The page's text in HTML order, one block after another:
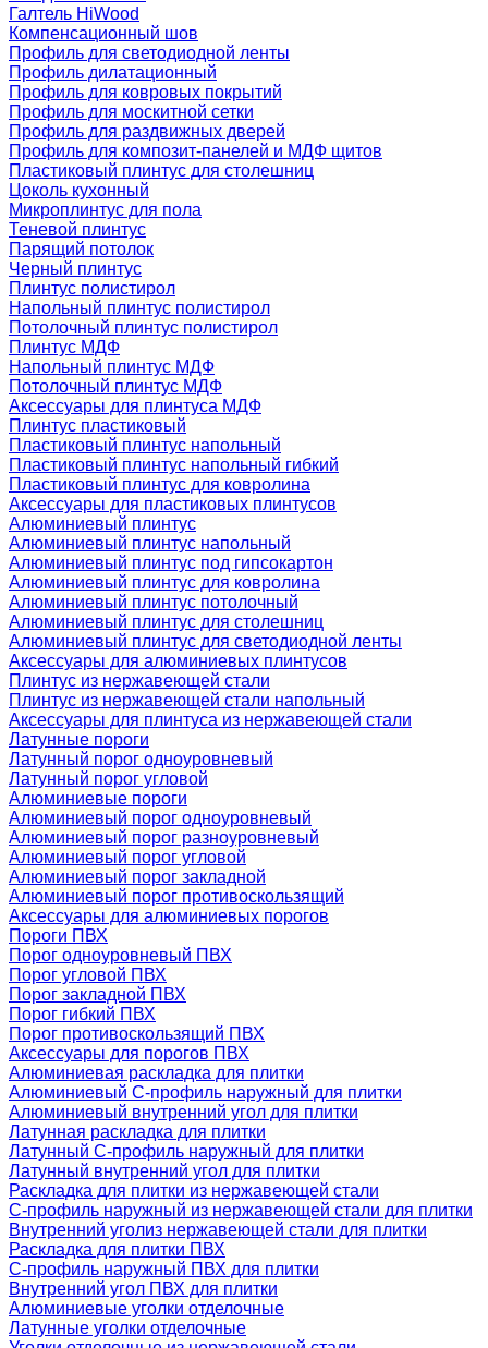
Галтель HiWood
Компенсационный шов
Профиль для светодиодной ленты
Профиль дилатационный
Профиль для ковровых покрытий
Профиль для москитной сетки
Профиль для раздвижных дверей
Профиль для композит-панелей и МДФ щитов
Пластиковый плинтус для столешниц
Цоколь кухонный
Микроплинтус для пола
Теневой плинтус
Парящий потолок
Черный плинтус
Плинтус полистирол
Напольный плинтус полистирол
Потолочный плинтус полистирол
Плинтус МДФ
Напольный плинтус МДФ
Потолочный плинтус МДФ
Аксессуары для плинтуса МДФ
Плинтус пластиковый
Пластиковый плинтус напольный
Пластиковый плинтус напольный гибкий
Пластиковый плинтус для ковролина
Аксессуары для пластиковых плинтусов
Алюминиевый плинтус
Алюминиевый плинтус напольный
Алюминиевый плинтус под гипсокартон
Алюминиевый плинтус для ковролина
Алюминиевый плинтус потолочный
Алюминиевый плинтус для столешниц
Алюминиевый плинтус для светодиодной ленты
Аксессуары для алюминиевых плинтусов
Плинтус из нержавеющей стали
Плинтус из нержавеющей стали напольный
Аксессуары для плинтуса из нержавеющей стали
Латунные пороги
Латунный порог одноуровневый
Латунный порог угловой
Алюминиевые пороги
Алюминиевый порог одноуровневый
Алюминиевый порог разноуровневый
Алюминиевый порог угловой
Алюминиевый порог закладной
Алюминиевый порог противоскользящий
Аксессуары для алюминиевых порогов
Пороги ПВХ
Порог одноуровневый ПВХ
Порог угловой ПВХ
Порог закладной ПВХ
Порог гибкий ПВХ
Порог противоскользящий ПВХ
Аксессуары для порогов ПВХ
Алюминиевая раскладка для плитки
Алюминиевый С-профиль наружный для плитки
Алюминиевый внутренний угол для плитки
Латунная раскладка для плитки
Латунный С-профиль наружный для плитки
Латунный внутренний угол для плитки
Раскладка для плитки из нержавеющей стали
С-профиль наружный из нержавеющей стали для плитки
Внутренний уголиз нержавеющей стали для плитки
Раскладка для плитки ПВХ
С-профиль наружный ПВХ для плитки
Внутренний угол ПВХ для плитки
Алюминиевые уголки отделочные
Латунные уголки отделочные